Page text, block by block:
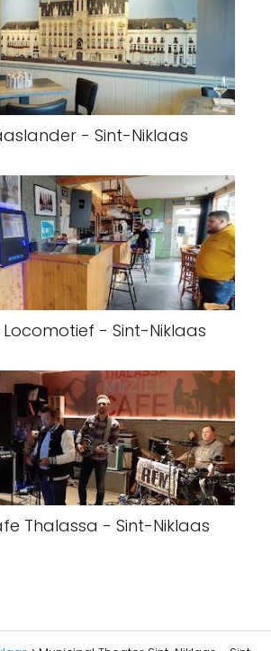
- Sint-Niklaas
- Sint-Niklaas
Thalassa - Sint-Niklaas